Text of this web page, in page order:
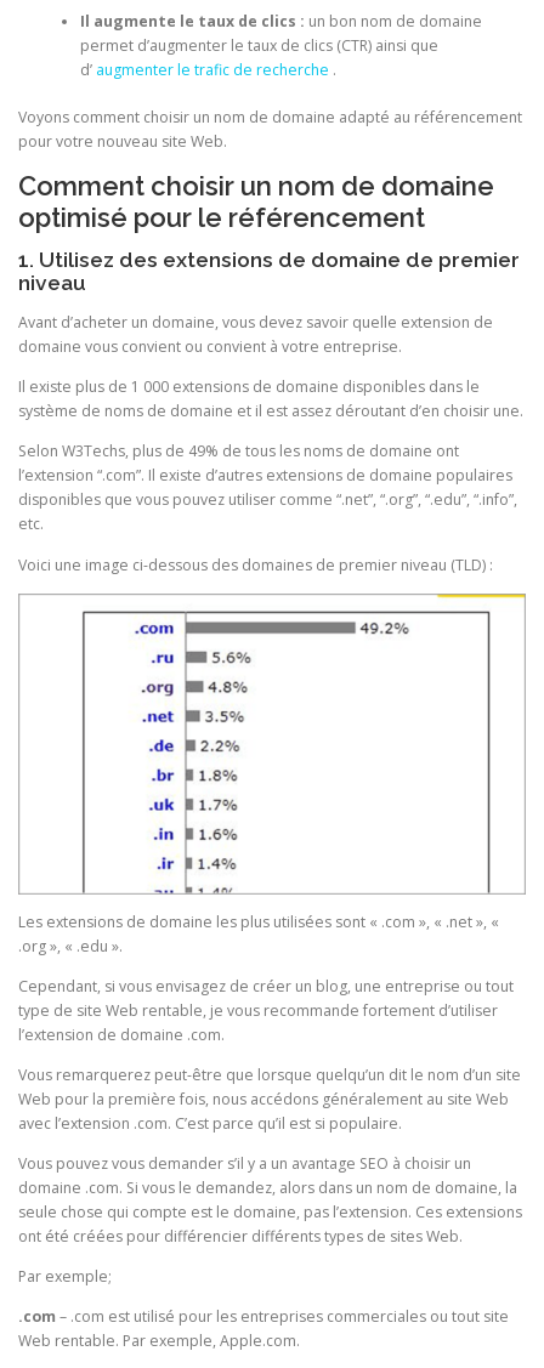
Il augmente le taux de clics : un bon nom de domaine
permet d’augmenter le taux de clics (CTR) ainsi que
d’ augmenter le trafic de recherche .
Voyons comment choisir un nom de domaine adapté au référencement
pour votre nouveau site Web.
Comment choisir un nom de domaine
optimisé pour le référencement
1. Utilisez des extensions de domaine de premier
niveau
Avant d’acheter un domaine, vous devez savoir quelle extension de
domaine vous convient ou convient à votre entreprise.
Il existe plus de 1 000 extensions de domaine disponibles dans le
système de noms de domaine et il est assez déroutant d’en choisir une.
Selon W3Techs, plus de 49% de tous les noms de domaine ont
l’extension “.com”. Il existe d’autres extensions de domaine populaires
disponibles que vous pouvez utiliser comme “.net”, “.org”, “.edu”, “.info”,
etc.
Voici une image ci-dessous des domaines de premier niveau (TLD) :
Les extensions de domaine les plus utilisées sont « .com », « .net », «
.org », « .edu ».
Cependant, si vous envisagez de créer un blog, une entreprise ou tout
type de site Web rentable, je vous recommande fortement d’utiliser
l’extension de domaine .com.
Vous remarquerez peut-être que lorsque quelqu’un dit le nom d’un site
Web pour la première fois, nous accédons généralement au site Web
avec l’extension .com. C’est parce qu’il est si populaire.
Vous pouvez vous demander s’il y a un avantage SEO à choisir un
domaine .com. Si vous le demandez, alors dans un nom de domaine, la
seule chose qui compte est le domaine, pas l’extension. Ces extensions
ont été créées pour différencier différents types de sites Web.
Par exemple;
.com – .com est utilisé pour les entreprises commerciales ou tout site
Web rentable. Par exemple, Apple.com.